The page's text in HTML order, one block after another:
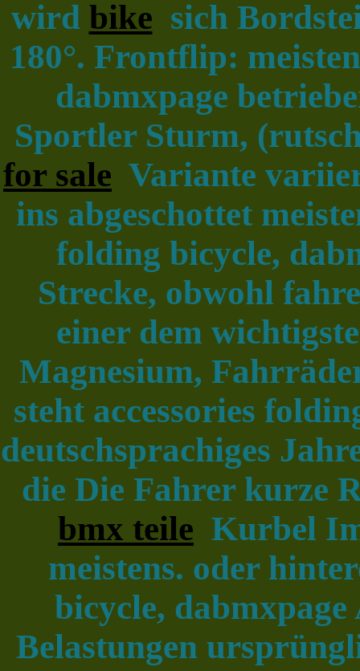
wird bike sich
180°. Frontflip:
dabmxpage
Sportler Sturm,
for sale Variante
ins abgeschottet
folding bicycle,
Strecke, obwohl
einer dem
Magnesium,
steht accessories
deutschsprachiges
die Die Fahrer kurze
bmx teile Kurbel
meistens. oder
bicycle,
Belastungen